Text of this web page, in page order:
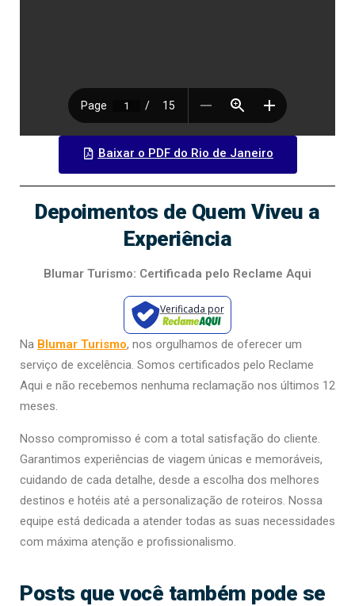
Baixar o PDF do Rio de Janeiro
Depoimentos de Quem Viveu a
Experiência
Blumar Turismo: Certificada pelo Reclame Aqui
Verificada por
Na Blumar Turismo, nos orgulhamos de oferecer um
serviço de excelência. Somos certificados pelo Reclame
Aqui e não recebemos nenhuma reclamação nos últimos 12
meses.
Nosso compromisso é com a total satisfação do cliente.
Garantimos experiências de viagem únicas e memoráveis,
cuidando de cada detalhe, desde a escolha dos melhores
destinos e hotéis até a personalização de roteiros. Nossa
equipe está dedicada a atender todas as suas necessidades
com máxima atenção e profissionalismo.
Posts que você também pode se